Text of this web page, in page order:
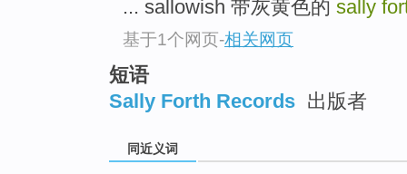
... sallowish 带灰黄色的 sally
基于1个网页-相关网页
短语
Sally Forth Records 出版者
同近义词